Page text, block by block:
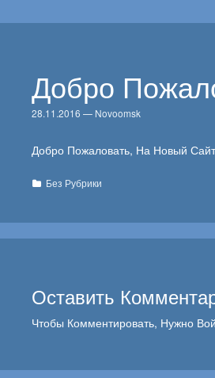
Добро
28.11.2016 — Novoomsk
Добро Пожаловать, На Новый
Рубрики
Без Рубрики
Оставить
Чтобы Комментировать, Нужно